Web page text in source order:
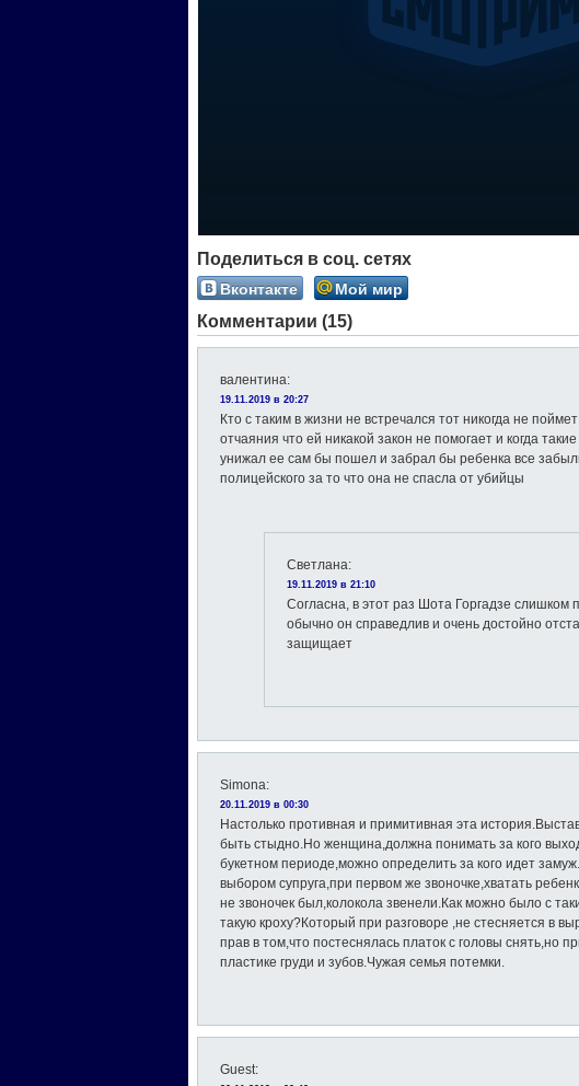
Поделиться в соц. сетях
Вконтакте Мой мир
Комментарии (15)
валентина:
19.11.2019 в 20:27
Кто с таким в жизни не встречался тот никогда не
отчаяния что ей никакой закон не помогает и когда
унижал ее сам бы пошел и забрал бы ребенка все
полицейского за то что она не спасла от убийцы
Светлана:
19.11.2019 в 21:10
Согласна, в этот раз ‭Шота Горгадзе слишком
обычно он справедлив и очень достойно
защищает
Simona:
20.11.2019 в 00:30
Настолько противная и примитивная эта
быть стыдно.Но женщина,должна понимать за кого
букетном периоде,можно определить за кого идет
выбором супруга,при первом же звоночке,хватать
не звоночек был,колокола звенели.Как можно было с
такую кроху?Который при разговоре ,не стесняется в
прав в том,что постеснялась платок с головы снять,но
пластике груди и зубов.Чужая семья потемки.
Guest: